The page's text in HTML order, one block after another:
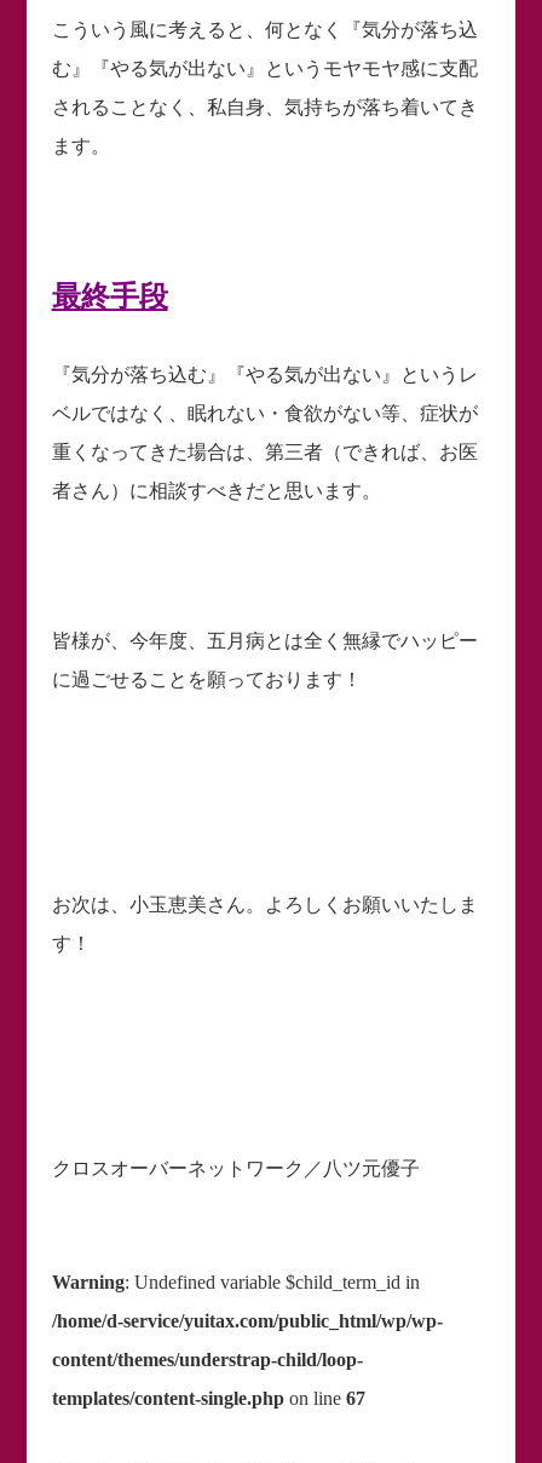
こういう風に考えると、何となく『気分が落ち込
む』『やる気が出ない』というモヤモヤ感に支配
されることなく、私自身、気持ちが落ち着いてき
ます。
最終手段
『気分が落ち込む』『やる気が出ない』というレ
ベルではなく、眠れない・食欲がない等、症状が
重くなってきた場合は、第三者（できれば、お医
者さん）に相談すべきだと思います。
皆様が、今年度、五月病とは全く無縁でハッピー
に過ごせることを願っております！
お次は、小玉恵美さん。よろしくお願いいたしま
す！
クロスオーバーネットワーク／八ツ元優子
Warning: Undefined variable $child_term_id in
/home/d-service/yuitax.com/public_html/wp/wp-
content/themes/understrap-child/loop-
templates/content-single.phpon line 67